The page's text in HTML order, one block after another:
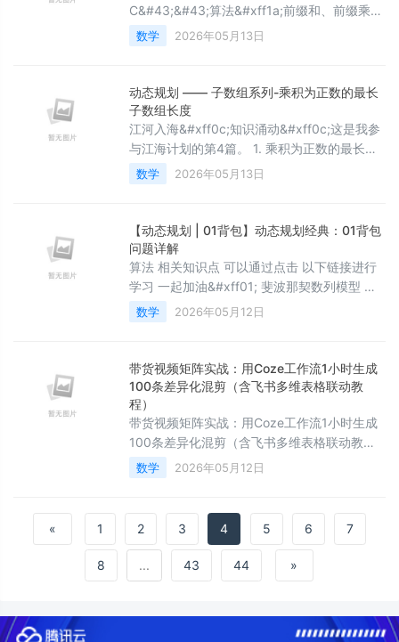
C&#43;&#43;算法&#xff1a;前缀和、前缀乘
积、前缀异或的原理、源码及测试用例 包括课
程视频 P7074 [CSP-J2020] 方格取数 题目描
数学 2026年05月13日
动态规划 —— 子数组系列-乘积为正数的最长
子数组长度
江河入海&#xff0c;知识涌动&#xff0c;这是我参
与江海计划的第4篇。 1. 乘积为正数的最长子
数组长度 题目链接&#xff1a; 1567. 乘积为正数
的最长子数组长度 - 力扣
数学 2026年05月13日
【动态规划 | 01背包】动态规划经典：01背包
问题详解
算法 相关知识点 可以通过点击 以下链接进行
学习 一起加油&#xff01; 斐波那契数列模型 路
径问题 多状态问题 子数组 子序列 回文字串 01
背包是动态规划的经典问题&#xff0c;要求在容
何通过状态转移方程高效求解&#xff0c;并给出
空间优化方案&#xff0c;帮助掌握这一基础算法
数学 2026年05月12日
带货视频矩阵实战：用Coze工作流1小时生成
100条差异化混剪（含飞书多维表格联动教
程）
带货视频矩阵实战：用Coze工作流1小时生成
100条差异化混剪（含飞书多维表格联动教
程）最近和几个做跨境电商的朋友聊天，大家
最头疼的不是选品，而是内容生产。一条爆款
条像样的带货视频，从写脚本、找素材、剪辑
到配乐，没个大半天根本下不来。更别提想铺
开矩阵，做几十上百条不同版本去测试数据了
——那简直是团队的人力黑洞。这种重复、机
数学 2026年05月12日
« 1 2 3 4 5 6 7
8 ... 43 44 »